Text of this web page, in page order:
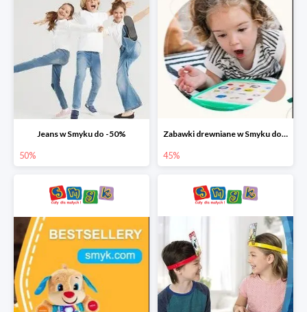
Jeans w Smyku do -50%
50%
Zabawki drewniane w Smyku do -45%
45%